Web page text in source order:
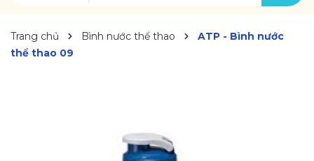
Trang chủ Bình nước thể thao
ATP - Bình nước
thể thao 09